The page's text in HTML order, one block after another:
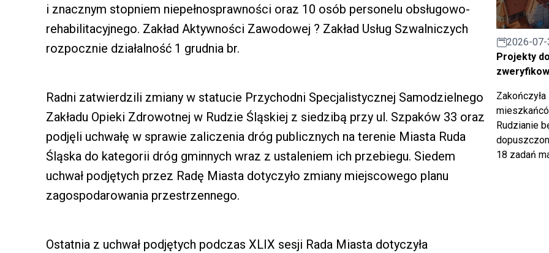
i znacznym stopniem niepełnosprawności oraz 10 osób personelu obsługowo-
rehabilitacyjnego. Zakład Aktywności Zawodowej ? Zakład Usług Szwalniczych
rozpocznie działalność 1 grudnia br.
Radni zatwierdzili zmiany w statucie Przychodni Specjalistycznej Samodzielnego
Zakładu Opieki Zdrowotnej w Rudzie Śląskiej z siedzibą przy ul. Szpaków 33 oraz
podjęli uchwałę w sprawie zaliczenia dróg publicznych na terenie Miasta Ruda
Śląska do kategorii dróg gminnych wraz z ustaleniem ich przebiegu. Siedem
uchwał podjętych przez Radę Miasta dotyczyło zmiany miejscowego planu
zagospodarowania przestrzennego.
Ostatnia z uchwał podjętych podczas XLIX sesji Rada Miasta dotyczyła
2026-07-
Projekty
Rudzianie
18 zadań